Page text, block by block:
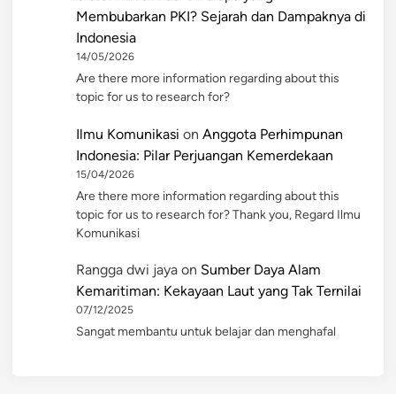
Membubarkan PKI? Sejarah dan Dampaknya di
Indonesia
14/05/2026
Are there more information regarding about this
topic for us to research for?
Ilmu Komunikasi on Anggota Perhimpunan
Indonesia: Pilar Perjuangan Kemerdekaan
15/04/2026
Are there more information regarding about this
topic for us to research for? Thank you, Regard Ilmu
Komunikasi
Rangga dwi jaya on Sumber Daya Alam
Kemaritiman: Kekayaan Laut yang Tak Ternilai
07/12/2025
Sangat membantu untuk belajar dan menghafal